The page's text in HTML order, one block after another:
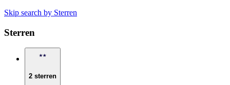
Skip search by Sterren
Sterren
2 sterren